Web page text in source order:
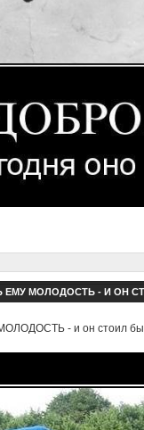
ЕМУ МОЛОДОСТЬ - И ОН
- и он стоил бы